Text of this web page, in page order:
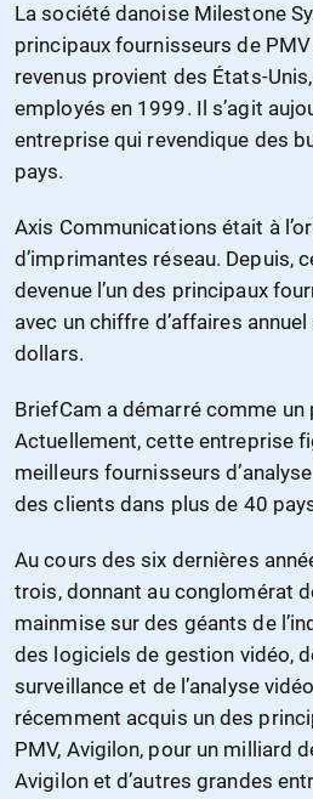
La société danoise Milestone
principaux fournisseurs de
revenus provient des États-
employés en 1999. Il s’agit
entreprise qui revendique des
pays.
Axis Communications était à
d’imprimantes réseau. Depuis,
devenue l’un des principaux
avec un chiffre d’affaires
dollars.
BriefCam a démarré comme
Actuellement, cette entreprise
meilleurs fournisseurs
des clients dans plus de 40
Au cours des six dernières
trois, donnant au conglomérat
mainmise sur des géants de
des logiciels de gestion vidéo,
surveillance et de l’analyse
récemment acquis un des
PMV, Avigilon, pour un milliard
Avigilon et d’autres grandes